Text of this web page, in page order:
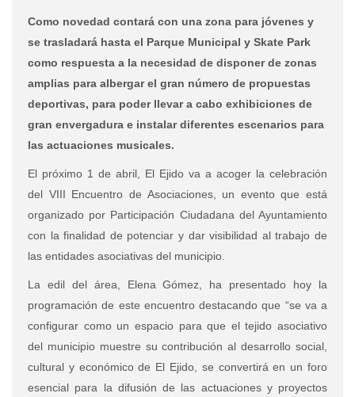
Como novedad contará con una zona para jóvenes y
se trasladará hasta el Parque Municipal y Skate Park
como respuesta a la necesidad de disponer de zonas
amplias para albergar el gran número de propuestas
deportivas, para poder llevar a cabo exhibiciones de
gran envergadura e instalar diferentes escenarios para
las actuaciones musicales.
El próximo 1 de abril, El Ejido va a acoger la celebración
del VIII Encuentro de Asociaciones, un evento que está
organizado por Participación Ciudadana del Ayuntamiento
con la finalidad de potenciar y dar visibilidad al trabajo de
las entidades asociativas del municipio.
La edil del área, Elena Gómez, ha presentado hoy la
programación de este encuentro destacando que “se va a
configurar como un espacio para que el tejido asociativo
del municipio muestre su contribución al desarrollo social,
cultural y económico de El Ejido, se convertirá en un foro
esencial para la difusión de las actuaciones y proyectos